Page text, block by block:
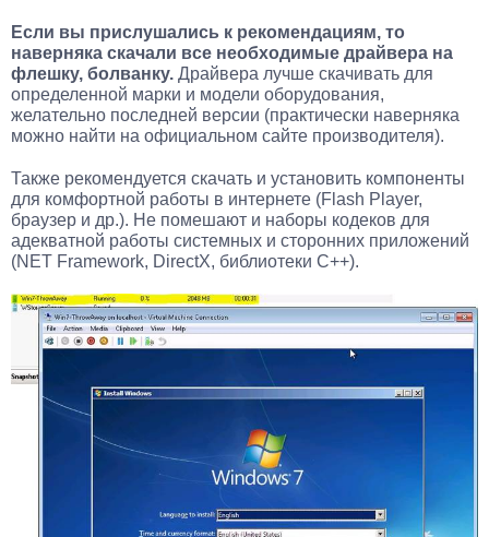
Если вы прислушались к рекомендациям, то
наверняка скачали все необходимые драйвера на
флешку, болванку. Драйвера лучше скачивать для
определенной марки и модели оборудования,
желательно последней версии (практически наверняка
можно найти на официальном сайте производителя).
Также рекомендуется скачать и установить компоненты
для комфортной работы в интернете (Flash Player,
браузер и др.). Не помешают и наборы кодеков для
адекватной работы системных и сторонних приложений
(NET Framework, DirectX, библиотеки C++).